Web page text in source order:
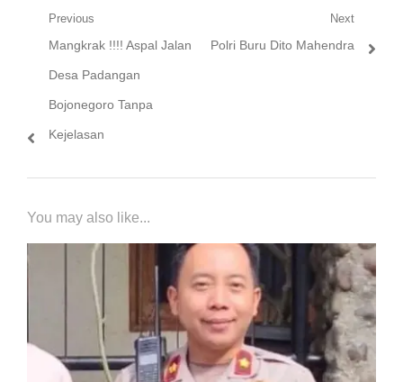
Navigasi
pos
Previous
Previous
post:
Mangkrak !!!! Aspal Jalan
Desa Padangan
Bojonegoro Tanpa
Kejelasan
Next
Next
Polri Buru Dito Mahendra
You may also like...